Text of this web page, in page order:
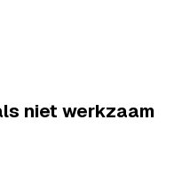
niet werkzaam